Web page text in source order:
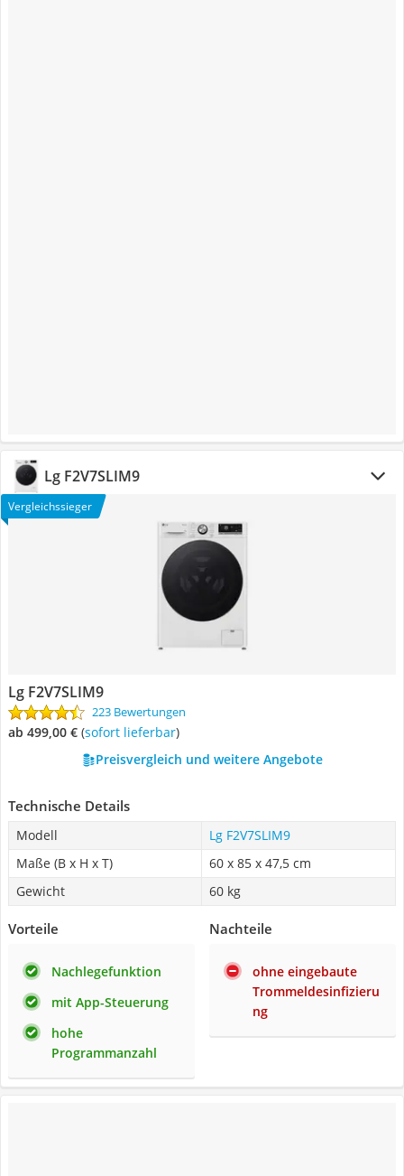
Lg F2V7SLIM9
Vergleichssieger
Lg F2V7SLIM9
223 Bewertungen
ab 499,00 € ( Sofort lieferbar)
Preisvergleich und weitere Angebote
Technische Details
Modell
Lg F2V7SLIM9
Maße (B x H x T)
60 x 85 x 47,5 cm
Gewicht
60 kg
Vorteile
Nachlegefunktion
mit App-Steuerung
hohe
Programmanzahl
Nachteile
ohne eingebaute
Trommeldesinfizieru
ng